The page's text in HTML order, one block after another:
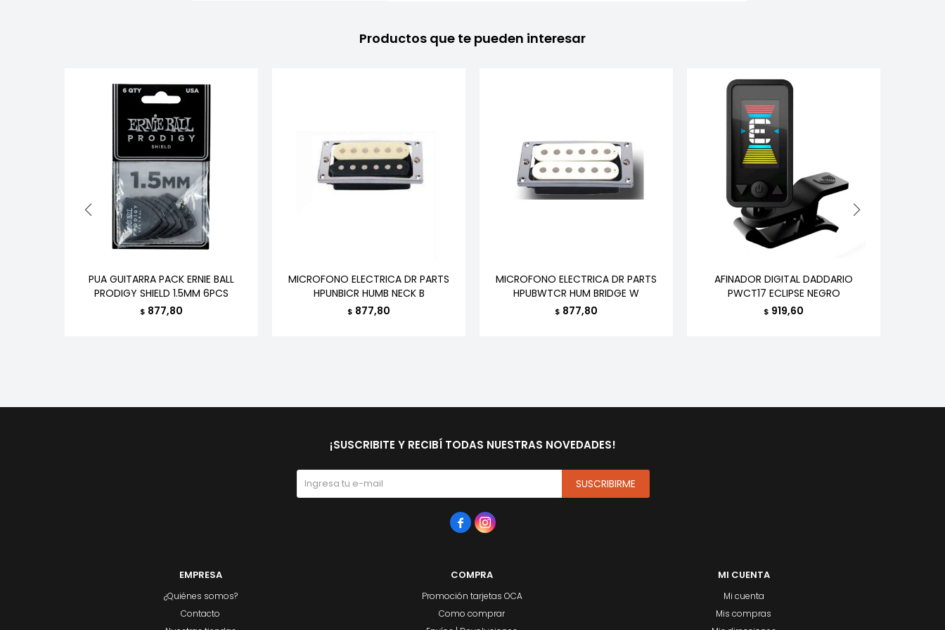
Productos que te pueden interesar
PUA GUITARRA PACK ERNIE BALL
PRODIGY SHIELD 1.5MM 6PCS
$ 877,80
MICROFONO ELECTRICA DR PARTS
HPUNBICR HUMB NECK B
$ 877,80
MICROFONO ELECTRICA DR PARTS
HPUBWTCR HUM BRIDGE W
$ 877,80
AFINADOR DIGITAL DADDARIO
PWCT17 ECLIPSE NEGRO
$ 919,60
EMPRESA
¿Quiénes somos?
Contacto
COMPRA
Promoción tarjetas OCA
Como comprar
MI CUENTA
Mi cuenta
Mis compras
¡SUSCRIBITE Y RECIBÍ TODAS NUESTRAS NOVEDADES!
SUSCRIBIRME
 